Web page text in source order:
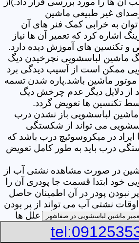
غیر طبیعی ماشین
به خرابی کمک فنر های آن
اشاره کرد که تعمیر آن ها نیاز
و تکنسین های آموزش دیده دارد.
ماشین لباسشویی نچرخیدن دیگ
ممکن است از آسیب دیدگی برد
موتور ماشین باشد.پاره شدن تسمه
از دلایل دیگر عدم چرخش دیگ
تکنسین ها تعویض گردد.
لباسشویی باز نشدن درب
می تواند از شکستگی
ایراد در میکروسوئیچ درب باشد که
درب باید به طور کامل تعویض
در صورت مشاهده نشتی آب از
خود ابتدا قسمت جا پودری آن را
نبودن پودر در آن اطمینان حاصل
اوقات نشتی آب می تواند از پر بودن
از پودر باشد.از دیگر علل ها
لاستیک دور درب ماشین شلنگ
زیر دیگ و یا شکستگی دیگ ماشین
ماشین لباسشویی در صفاشهر